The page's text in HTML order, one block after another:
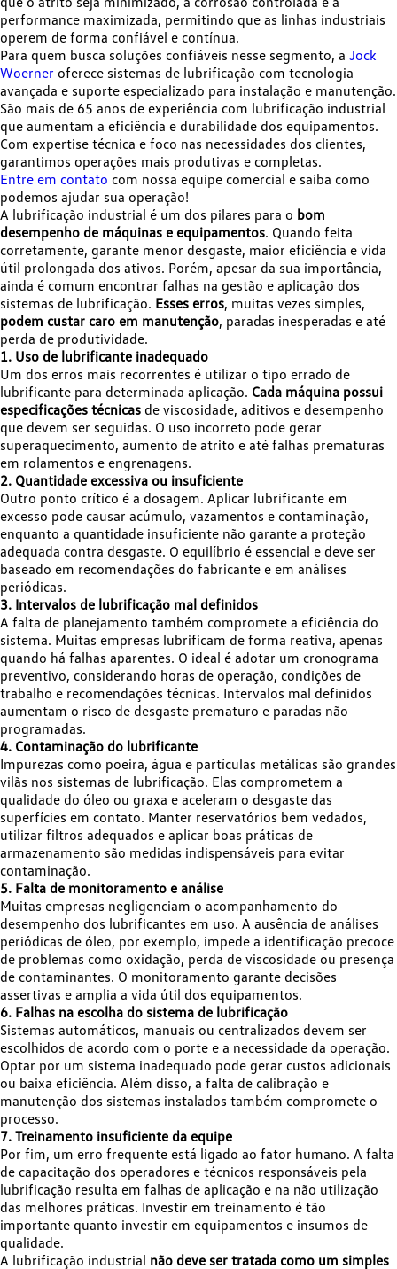
performance maximizada, permitindo que as linhas industriais
operem de forma confiável e contínua.
Para quem busca soluções confiáveis nesse segmento, a Jock
Woerner oferece sistemas de lubrificação com tecnologia
avançada e suporte especializado para instalação e manutenção.
São mais de 65 anos de experiência com lubrificação industrial
que aumentam a eficiência e durabilidade dos equipamentos.
Com expertise técnica e foco nas necessidades dos clientes,
garantimos operações mais produtivas e completas.
Entre em contato com nossa equipe comercial e saiba como
podemos ajudar sua operação!
A lubrificação industrial é um dos pilares para o bom
desempenho de máquinas e equipamentos. Quando feita
corretamente, garante menor desgaste, maior eficiência e vida
útil prolongada dos ativos. Porém, apesar da sua importância,
ainda é comum encontrar falhas na gestão e aplicação dos
sistemas de lubrificação. Esses erros, muitas vezes simples,
podem custar caro em manutenção, paradas inesperadas e até
perda de produtividade.
1. Uso de lubrificante inadequado
Um dos erros mais recorrentes é utilizar o tipo errado de
lubrificante para determinada aplicação. Cada máquina possui
especificações técnicas de viscosidade, aditivos e desempenho
que devem ser seguidas. O uso incorreto pode gerar
superaquecimento, aumento de atrito e até falhas prematuras
em rolamentos e engrenagens.
2. Quantidade excessiva ou insuficiente
Outro ponto crítico é a dosagem. Aplicar lubrificante em
excesso pode causar acúmulo, vazamentos e contaminação,
enquanto a quantidade insuficiente não garante a proteção
adequada contra desgaste. O equilíbrio é essencial e deve ser
baseado em recomendações do fabricante e em análises
periódicas.
3. Intervalos de lubrificação mal definidos
A falta de planejamento também compromete a eficiência do
sistema. Muitas empresas lubrificam de forma reativa, apenas
quando há falhas aparentes. O ideal é adotar um cronograma
preventivo, considerando horas de operação, condições de
trabalho e recomendações técnicas. Intervalos mal definidos
aumentam o risco de desgaste prematuro e paradas não
programadas.
4. Contaminação do lubrificante
Impurezas como poeira, água e partículas metálicas são grandes
vilãs nos sistemas de lubrificação. Elas comprometem a
qualidade do óleo ou graxa e aceleram o desgaste das
superfícies em contato. Manter reservatórios bem vedados,
utilizar filtros adequados e aplicar boas práticas de
armazenamento são medidas indispensáveis para evitar
contaminação.
5. Falta de monitoramento e análise
Muitas empresas negligenciam o acompanhamento do
desempenho dos lubrificantes em uso. A ausência de análises
periódicas de óleo, por exemplo, impede a identificação precoce
de problemas como oxidação, perda de viscosidade ou presença
de contaminantes. O monitoramento garante decisões
assertivas e amplia a vida útil dos equipamentos.
6. Falhas na escolha do sistema de lubrificação
Sistemas automáticos, manuais ou centralizados devem ser
escolhidos de acordo com o porte e a necessidade da operação.
Optar por um sistema inadequado pode gerar custos adicionais
ou baixa eficiência. Além disso, a falta de calibração e
manutenção dos sistemas instalados também compromete o
processo.
7. Treinamento insuficiente da equipe
Por fim, um erro frequente está ligado ao fator humano. A falta
de capacitação dos operadores e técnicos responsáveis pela
lubrificação resulta em falhas de aplicação e na não utilização
das melhores práticas. Investir em treinamento é tão
importante quanto investir em equipamentos e insumos de
qualidade.
A lubrificação industrial não deve ser tratada como um simples